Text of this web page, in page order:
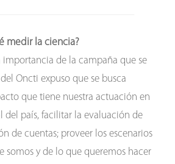
medir la ciencia?
importancia de la campaña que se
Oncti expuso que se busca
que tiene nuestra actuación en
del país, facilitar la evaluación de
de cuentas; proveer los escenarios
somos y de lo que queremos hacer